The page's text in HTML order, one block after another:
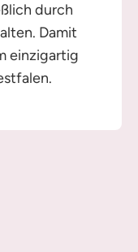
durch
Damit
einzigartig